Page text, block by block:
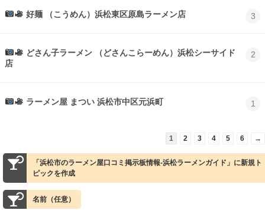
好麺 （こうめん）浜松東区原島ラーメン店 3
どさん子ラーメン （どさんこらーめん）浜松シーサイド
店
2
ラーメン屋 まつい 浜松市中区元浜町 1
1 2 3 4 5 6 →
「浜松市のラーメン屋口コミ掲示板情報-浜松ラーメンガイド」に新規ト
ピックを作成
名前（任意）